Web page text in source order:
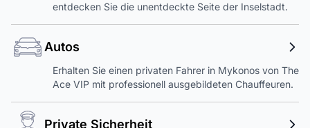
entdecken Sie die unentdeckte Seite der Inselstadt.
Autos
Erhalten Sie einen privaten Fahrer in Mykonos von The
Ace VIP mit professionell ausgebildeten Chauffeuren.
Private Sicherheit